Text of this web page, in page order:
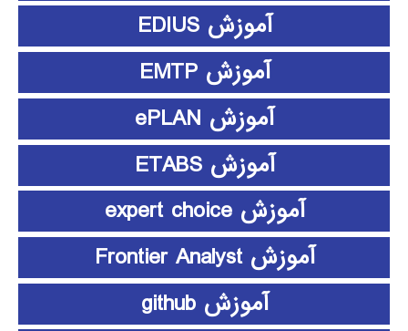
آموزش EDIUS
آموزش EMTP
آموزش ePLAN
آموزش ETABS
آموزش expert choice
آموزش Frontier Analyst
آموزش github